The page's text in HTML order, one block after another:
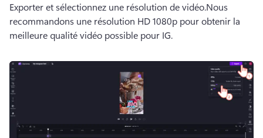
Exporter et sélectionnez une résolution de vidéo.Nous
recommandons une résolution HD 1080p pour obtenir la
meilleure qualité vidéo possible pour IG.